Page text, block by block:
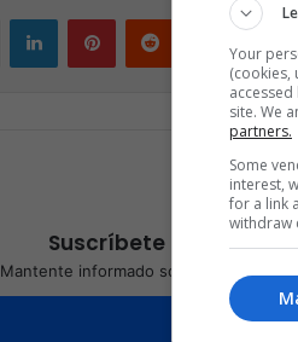
Compartir por correo electrónico Print
Suscríbete a nuestra
Mantente informado sobre lo que está
Suscríbete
Your
(cookies,
site. We
partners.
Some
interest,
for a link
withdraw